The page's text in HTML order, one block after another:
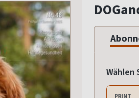
Wählen
PRINT